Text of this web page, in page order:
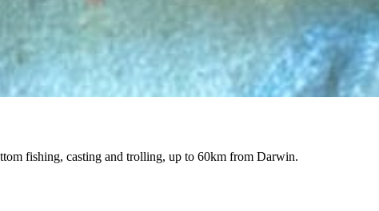
fishing, casting and trolling, up to 60km from Darwin.